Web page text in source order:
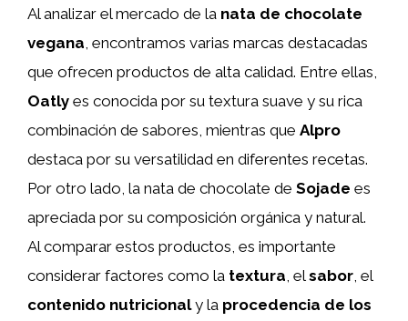
Al analizar el mercado de la nata de chocolate
vegana, encontramos varias marcas destacadas
que ofrecen productos de alta calidad. Entre ellas,
Oatly es conocida por su textura suave y su rica
combinación de sabores, mientras que Alpro
destaca por su versatilidad en diferentes recetas.
Por otro lado, la nata de chocolate de Sojade es
apreciada por su composición orgánica y natural.
Al comparar estos productos, es importante
considerar factores como la textura, elsabor, el
contenido nutricionaly la procedencia de los